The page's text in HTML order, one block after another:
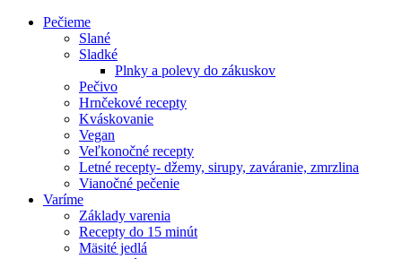
Pečieme
Slané
Sladké
Plnky a polevy do zákuskov
Pečivo
Hrnčekové recepty
Kváskovanie
Vegan
Veľkonočné recepty
Letné recepty- džemy, sirupy, zaváranie, zmrzlina
Vianočné pečenie
Varíme
Základy varenia
Recepty do 15 minút
Mäsité jedlá